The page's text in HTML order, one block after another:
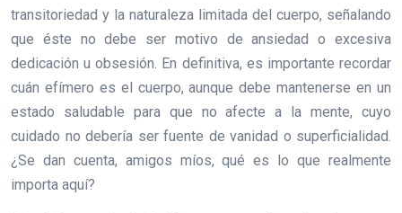
transitoriedad y la naturaleza limitada del cuerpo, señalando
que éste no debe ser motivo de ansiedad o excesiva
dedicación u obsesión. En definitiva, es importante recordar
cuán efímero es el cuerpo, aunque debe mantenerse en un
estado saludable para que no afecte a la mente, cuyo
cuidado no debería ser fuente de vanidad o superficialidad.
¿Se dan cuenta, amigos míos, qué es lo que realmente
importa aquí?